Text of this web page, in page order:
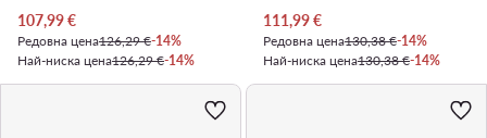
Актуална цена
107,99€
Редовна цена126,29 €-14%
Най-ниска цена126,29 €-14%
Актуална цена
111,99€
Редовна цена130,38 €-14%
Най-ниска цена130,38 €-14%